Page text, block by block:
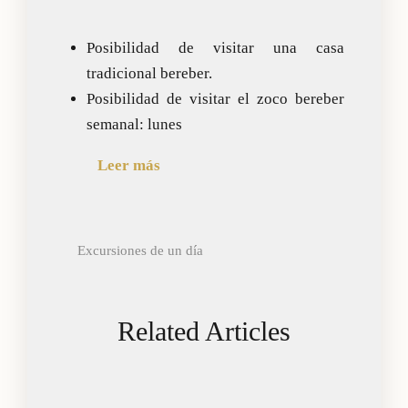
Posibilidad de visitar una casa
tradicional bereber.
Posibilidad de visitar el zoco bereber
semanal: lunes
Leer más
Excursiones de un día
Related Articles